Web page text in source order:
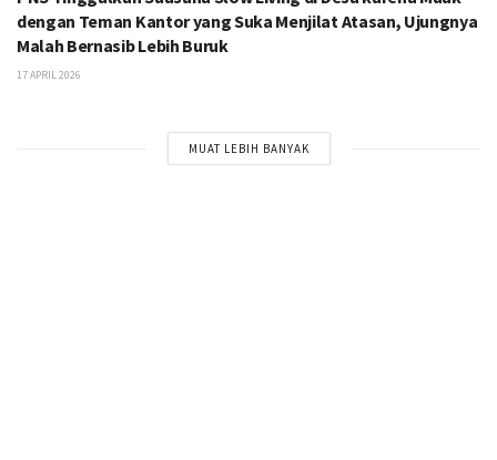
dengan Teman Kantor yang Suka Menjilat Atasan, Ujungnya
Malah Bernasib Lebih Buruk
17 APRIL 2026
MUAT LEBIH BANYAK